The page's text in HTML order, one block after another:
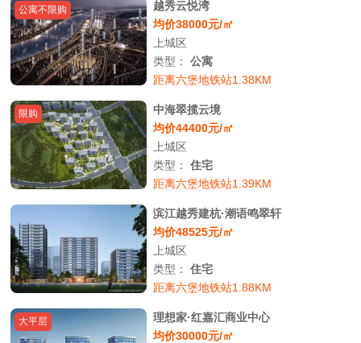
公寓不限购
越秀云悦湾
均价38000元/㎡
上城区
类型：公寓
距离六堡地铁站1.38KM
限购
中海翠揽云境
均价44400元/㎡
上城区
类型：住宅
距离六堡地铁站1.39KM
滨江越秀建杭·潮语鸣翠轩
均价48525元/㎡
上城区
类型：住宅
距离六堡地铁站1.88KM
大平层
理想家·红嘉汇商业中心
均价30000元/㎡